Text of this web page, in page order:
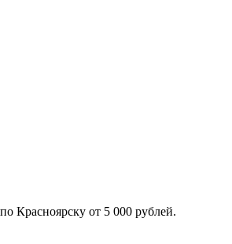
Красноярску от 5 000 рублей.